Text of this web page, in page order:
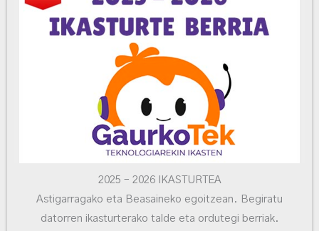
2025 – 2026 IKASTURTEA
Astigarragako eta Beasaineko egoitzean. Begiratu
datorren ikasturterako talde eta ordutegi berriak.